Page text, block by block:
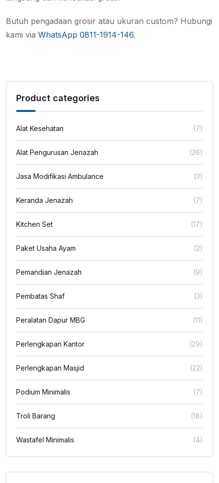
Product categories
Alat Kesehatan (7)
Alat Pengurusan Jenazah (26)
Jasa Modifikasi Ambulance (3)
Keranda Jenazah (7)
Kitchen Set (17)
Paket Usaha Ayam (2)
Pemandian Jenazah (9)
Pembatas Shaf (3)
Peralatan Dapur MBG (11)
Perlengkapan Kantor (29)
Perlengkapan Masjid (22)
Podium Minimalis (7)
Troli Barang (18)
Wastafel Minimalis (4)
Butuh pengadaan grosir atau ukuran custom? Hubungi
kami via WhatsApp 0811-1914-146.